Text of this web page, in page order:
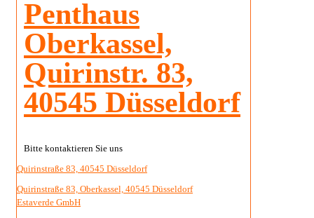
Penthaus
Oberkassel,
Quirinstr. 83,
40545 Düsseldorf
Bitte kontaktieren Sie uns
Quirinstraße 83, 40545 Düsseldorf
Quirinstraße 83, Oberkassel, 40545 Düsseldorf
Estaverde GmbH